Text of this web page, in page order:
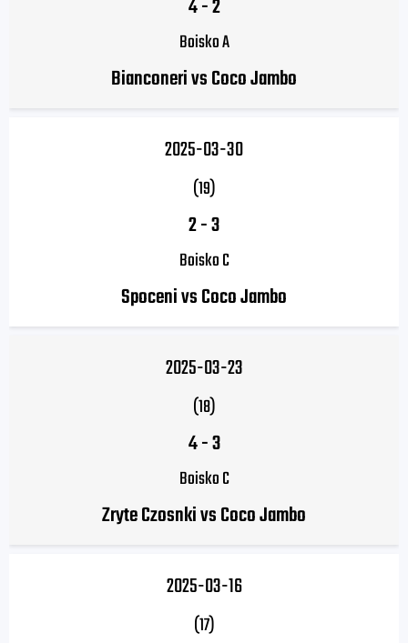
4-2
Boisko A
Bianconeri vs Coco Jambo
2025-03-30
(19)
2-3
Boisko C
Spoceni vs Coco Jambo
2025-03-23
(18)
4-3
Boisko C
Zryte Czosnki vs Coco Jambo
2025-03-16
(17)